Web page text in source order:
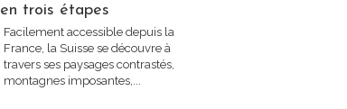
trois étapes
Facilement accessible depuis la
France, la Suisse se découvre à
travers ses paysages contrastés,
montagnes imposantes,...